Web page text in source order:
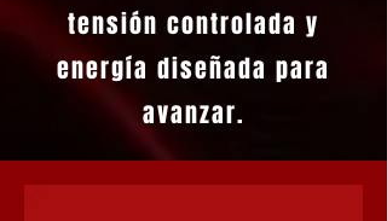
tensión controlada y
energía diseñada para
avanzar.